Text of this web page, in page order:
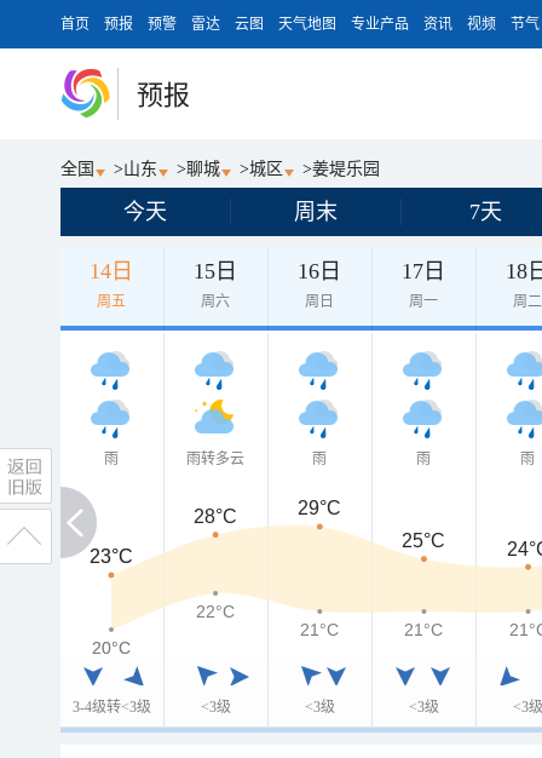
首页 预报 预警 雷达 云图 天气地图 专业产品 资讯 视频 节气
预报
全国 >山东 >聊城 >城区 >姜堤乐园
今天 周末 7天
14日
周五
15日
周六
16日
周日
17日
周一
18
周二
雨
3-4级转<3级
雨转多云
<3级
雨
<3级
雨
<3级
雨
<3级
23°C
23°C
28°C 29°C
25°C
20°C
20°C
22°C
21°C
21°C